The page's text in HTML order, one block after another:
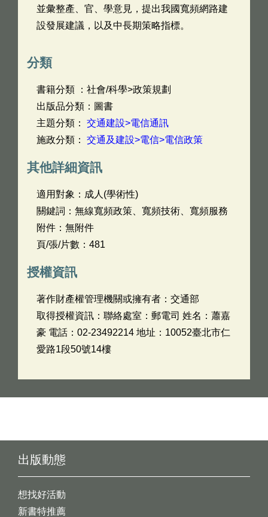
並彙整產、官、學意見，提出我國寬頻網路建
設發展建議，以及中長期策略指標。
分類
書籍分類 ：社會/科學>政策規劃
出版品分類：圖書
主題分類： 交通建設>電信通訊
施政分類： 交通及建設>電信>電信政策
其他詳細資訊
適用對象：成人(學術性)
關鍵詞：無線寬頻政策、寬頻技術、寬頻服務
附件：無附件
頁/張/片數：481
授權資訊
著作財產權管理機關或擁有者：交通部
取得授權資訊：聯絡處室：郵電司 姓名：蕭嘉
豪 電話：02-23492214 地址：10052臺北市仁
愛路1段50號14樓
出版動態
想找好活動
新書特推薦